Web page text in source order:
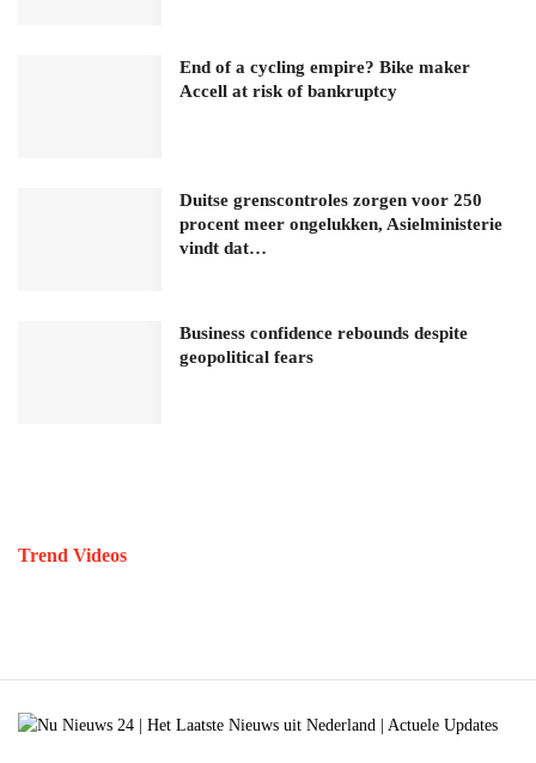
End of a cycling empire? Bike maker
Accell at risk of bankruptcy
Duitse grenscontroles zorgen voor 250
procent meer ongelukken, Asielministerie
vindt dat…
Business confidence rebounds despite
geopolitical fears
Trend Videos